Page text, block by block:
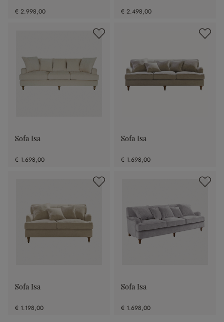
€ 2.998,00 € 2.498,00
Sofa Isa
€ 1.698,00
Sofa Isa
€ 1.698,00
Sofa Isa
€ 1.198,00
Sofa Isa
€ 1.698,00